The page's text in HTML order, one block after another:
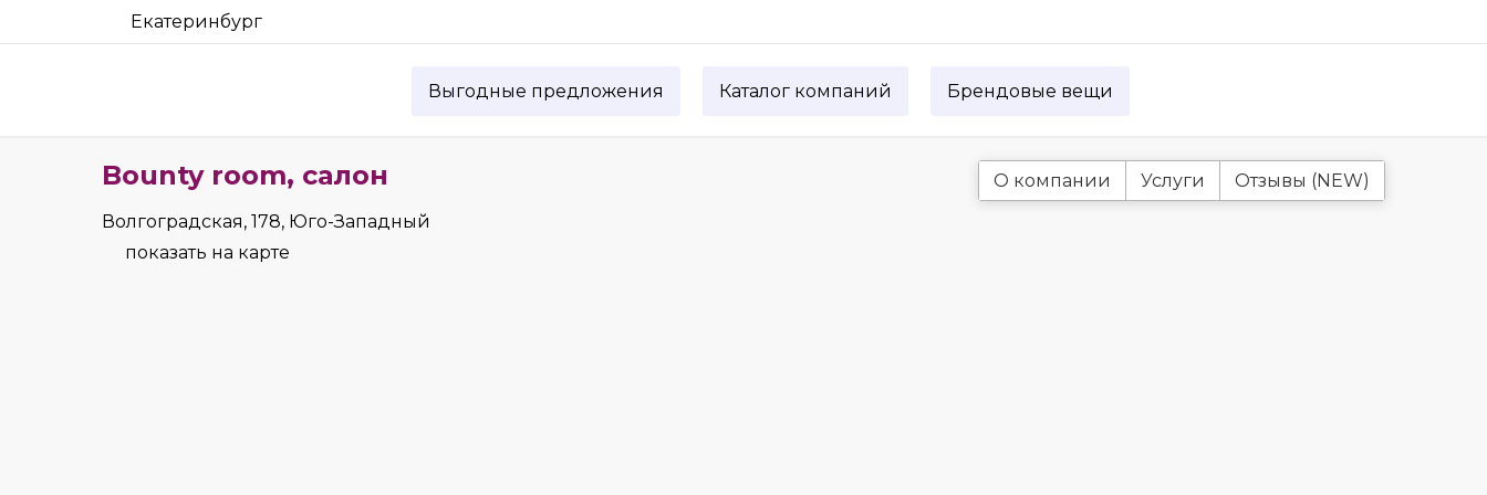
Екатеринбург
Выгодные предложения Каталог компаний Брендовые вещи
Bounty room, салон
Волгоградская, 178, Юго-Западный
показать на карте
О компании Услуги Отзывы (NEW)